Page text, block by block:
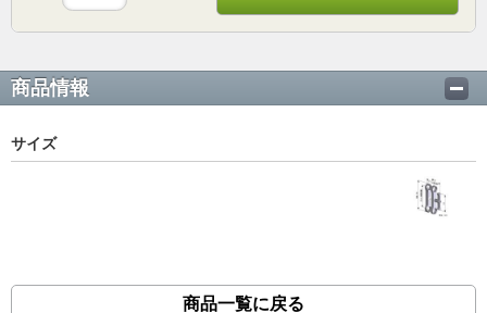
商品情報
サイズ
商品一覧に戻る